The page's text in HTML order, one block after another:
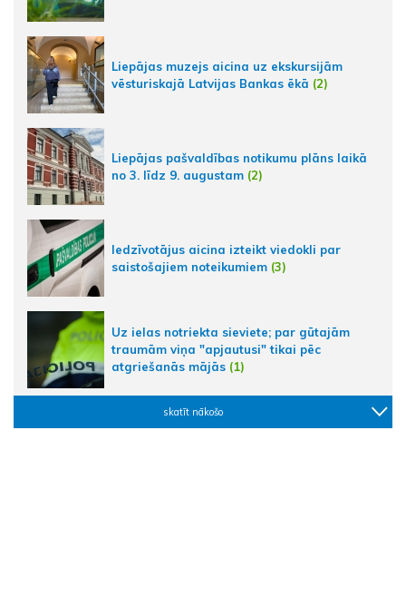
Liepājas muzejs aicina uz ekskursijām
vēsturiskajā Latvijas Bankas ēkā (2)
Liepājas pašvaldības notikumu plāns laikā
no 3. līdz 9. augustam (2)
Iedzīvotājus aicina izteikt viedokli par
saistošajiem noteikumiem (3)
Uz ielas notriekta sieviete; par gūtajām
traumām viņa "apjautusi" tikai pēc
atgriešanās mājās (1)
skatīt nākošo